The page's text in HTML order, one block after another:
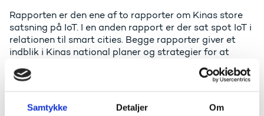
Samtykke Detaljer Om
Rapporten er den ene af to rapporter om Kinas store
satsning på IoT. I en anden rapport er der sat spot IoT i
relationen til smart cities. Begge rapporter giver et
indblik i Kinas national planer og strategier for at
styrker den kinesiske IoT sektor. Men der lægges også
vægt på at præsentere en lang række cases, som giver
et indblik i de forskellige måder hvorpå IoT allerede
anvendes i dag i Kina.